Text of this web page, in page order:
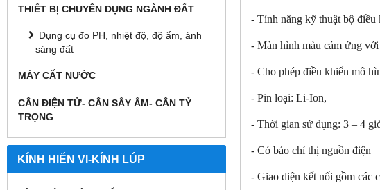
THIẾT BỊ CHUYÊN DỤNG NGÀNH ĐẤT
Dụng cụ đo PH, nhiệt độ, độ ẩm, ánh
sáng đất
MÁY CẤT NƯỚC
CÂN ĐIỆN TỬ- CÂN SẤY ẨM- CÂN TỶ
TRỌNG
KÍNH HIỂN VI-KÍNH LÚP
- Tính năng kỹ thuật bộ điều
- Màn hình màu cảm ứng
- Cho phép điều khiển mô
- Pin loại: Li-Ion,
- Thời gian sử dụng: 3 – 4
- Có báo chỉ thị nguồn điện
- Giao diện kết nối gồm các